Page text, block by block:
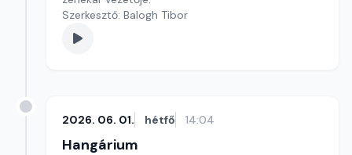
Szerkesztő: Balogh Tibor
2026. 06. 01. hétfő 14:04
Hangárium